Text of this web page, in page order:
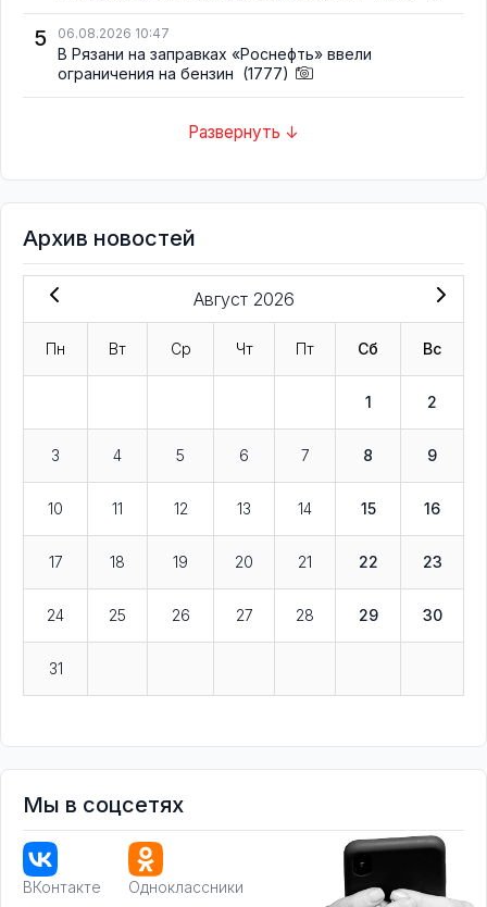
5 06.08.2026 10:47
В Рязани на заправках «Роснефть» ввели
ограничения на бензин (1777)
Развернуть ↓
Архив новостей
Август 2026
Пн Вт Ср Чт Пт Сб Вс
1 2
3 4 5 6 7 8 9
10 11 12 13 14 15 16
17 18 19 20 21 22 23
24 25 26 27 28 29 30
31
Мы в соцсетях
ВКонтакте Одноклассники